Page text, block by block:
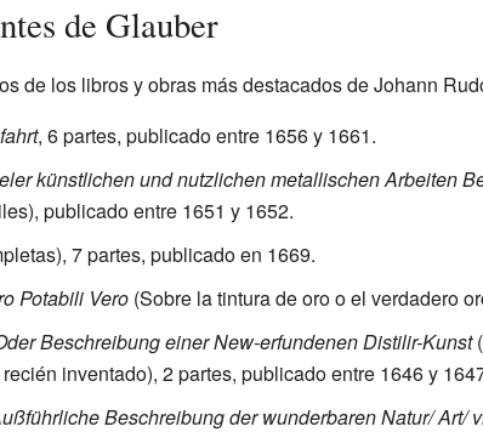
de Glauber
de los libros y obras más destacados de Johann
, 6 partes, publicado entre 1656 y 1661.
künstlichen und nutzlichen metallischen Arbeiten
publicado entre 1651 y 1652.
7 partes, publicado en 1669.
Potabili Vero(Sobre la tintura de oro o el verdadero
Beschreibung einer New-erfundenen Distilir-Kunst
inventado), 2 partes, publicado entre 1646 y
Beschreibung der wunderbaren Natur/ Art/